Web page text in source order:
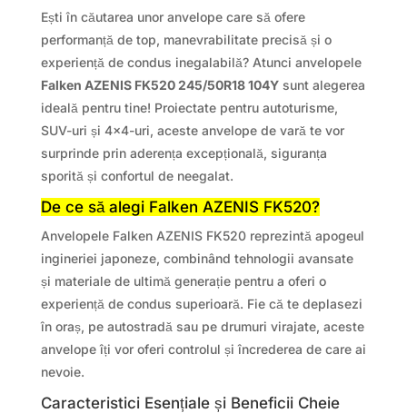
Ești în căutarea unor anvelope care să ofere
performanță de top, manevrabilitate precisă și o
experiență de condus inegalabilă? Atunci anvelopele
Falken AZENIS FK520 245/50R18 104Ysunt alegerea
ideală pentru tine! Proiectate pentru autoturisme,
SUV-uri și 4×4-uri, aceste anvelope de vară te vor
surprinde prin aderența excepțională, siguranța
sporită și confortul de neegalat.
De ce să alegi Falken AZENIS FK520?
Anvelopele Falken AZENIS FK520 reprezintă apogeul
ingineriei japoneze, combinând tehnologii avansate
și materiale de ultimă generație pentru a oferi o
experiență de condus superioară. Fie că te deplasezi
în oraș, pe autostradă sau pe drumuri virajate, aceste
anvelope îți vor oferi controlul și încrederea de care ai
nevoie.
Caracteristici Esențiale și Beneficii Cheie